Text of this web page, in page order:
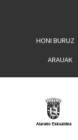
HONI BURUZ
ARAUAK